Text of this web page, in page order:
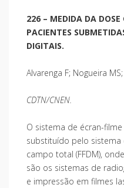
226 – MEDIDA DA
PACIENTES
DIGITAIS.
Alvarenga F; Nogueira
CDTN/CNEN.
O sistema de écran-
substituído pelo
campo total (FFDM),
são os sistemas de
e impressão em filmes